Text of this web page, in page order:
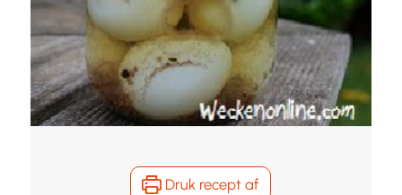
Druk recept af